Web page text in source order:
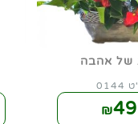
של אהבה
₪